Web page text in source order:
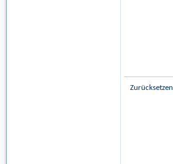
Zurücksetzen